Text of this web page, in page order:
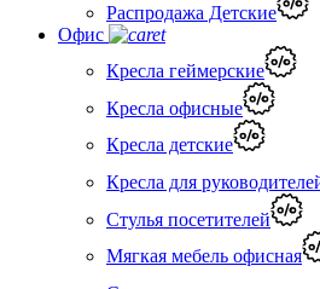
Распродажа Детские
Офис
Кресла геймерские
Кресла офисные
Кресла детские
Кресла для
Стулья посетителей
Мягкая мебель офисная